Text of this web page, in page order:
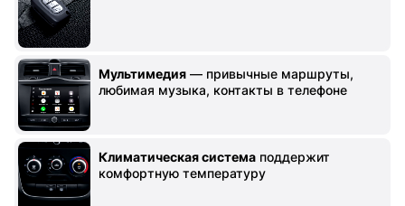
Мультимедия — привычные маршруты,
любимая музыка, контакты в телефоне
Климатическая система поддержит
комфортную температуру